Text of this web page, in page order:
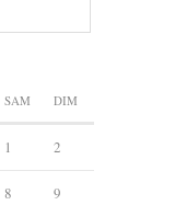
SAM DIM
1 2
8 9